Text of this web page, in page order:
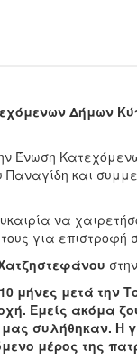
Δήμων
Ένωση
και
να
για επιστροφή
μήνες μετά την
Εμείς ακόμα
συλήθηκαν. Η
μέρος της